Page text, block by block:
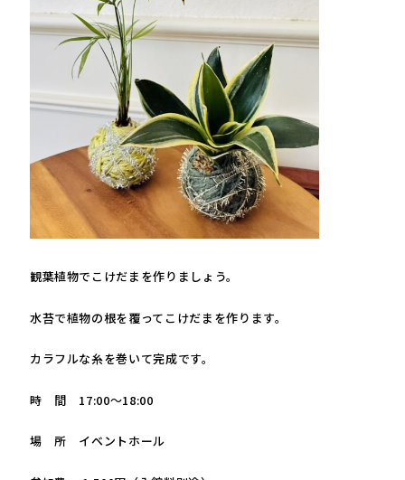
観葉植物でこけだまを作りましょう。
水苔で植物の根を覆ってこけだまを作ります。
カラフルな糸を巻いて完成です。
時 間 17:00～18:00
場 所 イベントホール